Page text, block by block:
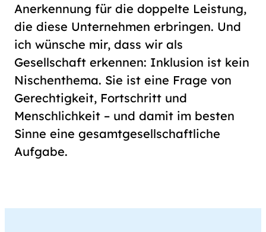
Anerkennung für die doppelte Leistung,
die diese Unternehmen erbringen. Und
ich wünsche mir, dass wir als
Gesellschaft erkennen: Inklusion ist kein
Nischenthema. Sie ist eine Frage von
Gerechtigkeit, Fortschritt und
Menschlichkeit – und damit im besten
Sinne eine gesamtgesellschaftliche
Aufgabe.